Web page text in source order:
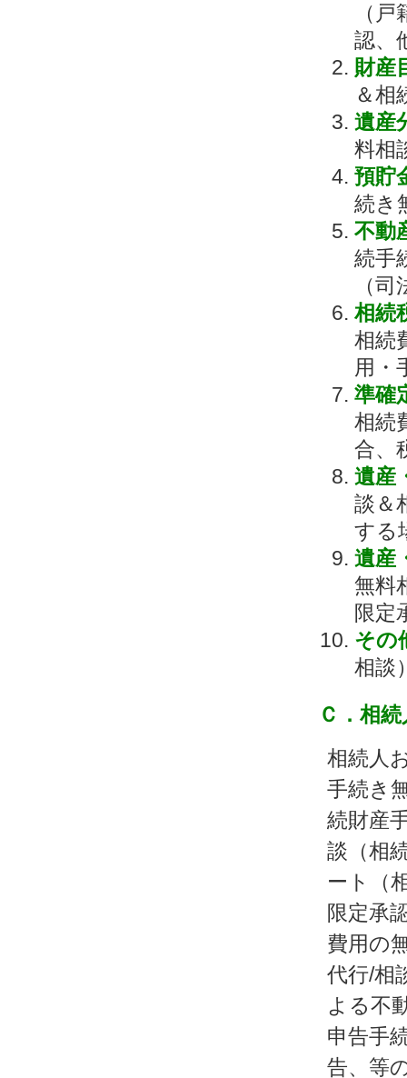
（
認、
財産
＆相
遺産
料相
預貯
続き
不動
続手
（
相続
相続
用・
準確
相続
合、
遺産
談＆
する
遺産
無料
限定
その
相談
Ｃ．相
相続人
手続き
続財産
談（相
ート（
限定承
費用の
代行/相
よる不
申告手
告、等